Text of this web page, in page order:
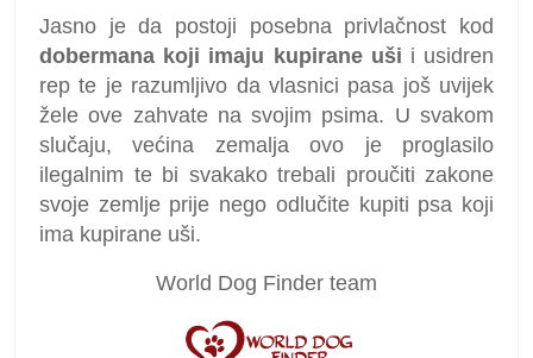
Jasno je da postoji posebna privlačnost kod
dobermana koji imaju kupirane uši i usidren
rep te je razumljivo da vlasnici pasa još uvijek
žele ove zahvate na svojim psima. U svakom
slučaju, većina zemalja ovo je proglasilo
ilegalnim te bi svakako trebali proučiti zakone
svoje zemlje prije nego odlučite kupiti psa koji
ima kupirane uši.
World Dog Finder team